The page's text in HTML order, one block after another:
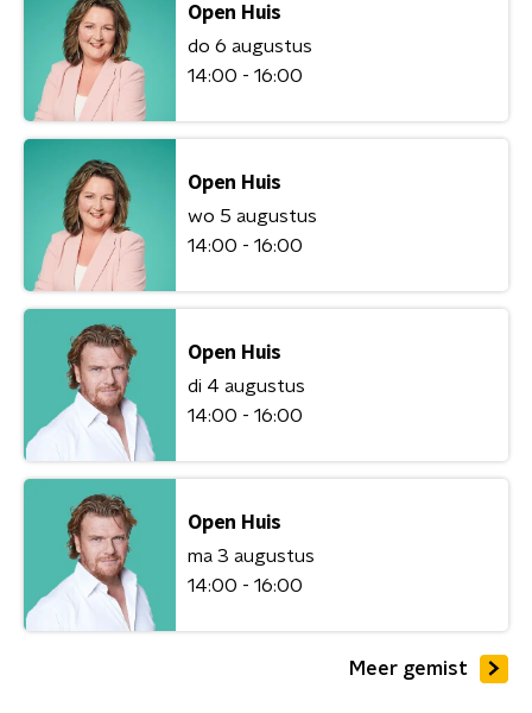
Open Huis
do 6 augustus
14:00 - 16:00
Open Huis
wo 5 augustus
14:00 - 16:00
Open Huis
di 4 augustus
14:00 - 16:00
Open Huis
ma 3 augustus
14:00 - 16:00
Meer gemist